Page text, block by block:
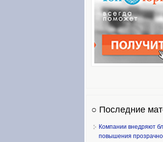
○ Последние
Компании внедряют
повышения